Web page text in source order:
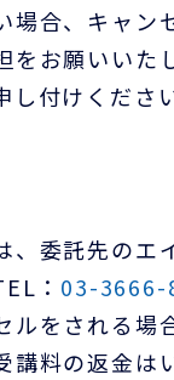
合、キャン
お願いいたし
付けください
委託先のエ
： 03-3666-
をされる場合
料の返金は